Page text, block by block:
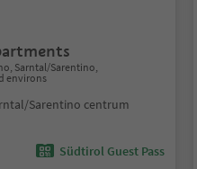
Sarntal/Sarentino,
environs
Sarentino centrum
Südtirol Guest Pass